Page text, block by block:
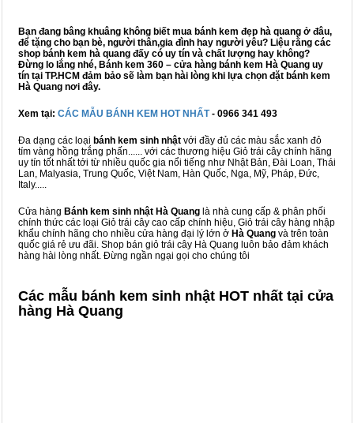
Bạn đang bâng khuâng không biết mua bánh kem đẹp hà quang ở đâu,
để tặng cho bạn bè, người thân,gia đình hay người yêu? Liệu rằng các
shop bánh kem hà quang đấy có uy tín và chất lượng hay không?
Đừng lo lắng nhé, Bánh kem 360 – cửa hàng bánh kem Hà Quang uy
tín tại TP.HCM đảm bảo sẽ làm bạn hài lòng khi lựa chọn đặt bánh kem
Hà Quang nơi đây.
Xem tại: CÁC MẪU BÁNH KEM HOT NHẤT- 0966 341 493
Đa dạng các loại bánh kem sinh nhật với đầy đủ các màu sắc xanh đỏ
tím vàng hồng trắng phấn...... với các thương hiệu Giỏ trái cây chính hãng
uy tín tốt nhất tới từ nhiều quốc gia nổi tiếng như Nhật Bản, Đài Loan, Thái
Lan, Malyasia, Trung Quốc, Việt Nam, Hàn Quốc, Nga, Mỹ, Pháp, Đức,
Italy.....
Cửa hàng Bánh kem sinh nhật Hà Quang là nhà cung cấp & phân phối
chính thức các loại Giỏ trái cây cao cấp chính hiệu, Giỏ trái cây hàng nhập
khẩu chính hãng cho nhiều cửa hàng đại lý lớn ở Hà Quang và trên toàn
quốc giá rẻ ưu đãi. Shop bán giỏ trái cây Hà Quang luôn bảo đảm khách
hàng hài lòng nhất. Đừng ngần ngại gọi cho chúng tôi
Các mẫu bánh kem sinh nhật HOT nhất tại cửa
hàng Hà Quang